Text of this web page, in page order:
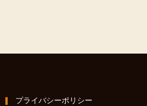
プライバシーポリシー